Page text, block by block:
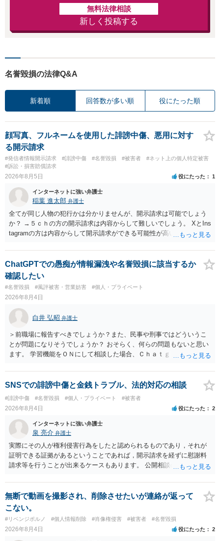
無料法律相談
新しく投稿する
名誉毀損の法律Q&A
新着順 回答数が多い順 役にたった順
顔写真、フルネームを使用した誹謗中傷、悪用に対す
る開示請求
#発信者情報開示請求 #誹謗中傷 #名誉毀損 #被害者
#ネット上の個人特定被害
#訴訟・損害賠償請求
2026年8月5日 役にたった 1
インターネットに強い弁護士
稲葉 進太郎 弁護士
全てが同じ人物の犯行かは分かりませんが、開示請求は可能でしょう
か？ →５ｃｈの方の開示請求は内容からして難しいでしょう。 XとIns
tagramの方は内容からして開示請求ができる可能性が高いでしょう。
いでしょう。７月中にアカウントが削除されている場合、今から進め
ても失敗する可能性が高いように思われます。 相手を特定できた場
合、相手に全ての弁護士費用を負担させることは可能でしょうか？ →
訴訟外の交渉で相手方が認めれば負担させることができるでしょう。
訴訟で判決となった場合は、実際の弁護士費用が認められる場合と認
められない場合があり何ともいえないところでしょう。
ChatGPTでの愚痴が情報漏洩や名誉毀損に該当するか
確認したい
#名誉毀損 #風評被害・営業妨害 #個人・プライベート
2026年8月4日
白井 弘昭 弁護士
＞前職場に報告すべきでしょうか？また、民事や刑事ではどういうこ
とが問題になりそうでしょうか？ おそらく、何らの問題もないと思い
ます。 学習機能をＯＮにして相談した場合、Ｃｈａｔｇｐｔがｏｐｅ
する可能性がありますが、個人名や会社名を特定していない限り、一
般論として抽象化されて回答に織り込まれる可能性が生じるにすぎま
せんので、その情報自体が、秘密情報に当たるとは思えませんし、名
誉棄損として、個人や会社に対する誹謗中傷の不特定多数への公開に
当たるとも思われません。 もちろん、誰がその内容をｃｈａｔｇｐｔ
に入力したかも第三者にしられることはないので、個人や会社の特定
をせずに書き込んだことで（おそらく特定して書き込んだとして
も）、相談者さんが刑事民事の責任に問われることはないでしょう。
私見ながらご参考まで。
SNSでの誹謗中傷と金銭トラブル、法的対応の相談
#誹謗中傷 #名誉毀損 #個人・プライベート #被害者
2026年8月4日 役にたった 2
インターネットに強い弁護士
泉 亮介 弁護士
実際にその人が権利侵害行為をしたと認められるものであり，それが
証明できる証拠があるということであれば，開示請求を経ずに慰謝料
請求等を行うことが出来るケースもあります。 公開相談の場では回答
に個別に相談されると良いでしょう。
無断で動画を撮影され、削除させたいが連絡が返って
こない。
#リベンジポルノ #個人情報削除 #肖像権侵害 #被害者 #名誉毀損
2026年8月4日 役にたった 2